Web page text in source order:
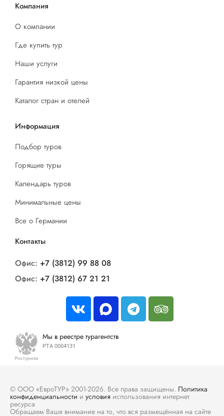
Компания
О компании
Где купить тур
Наши услуги
Гарантия низкой цены
Каталог стран и отелей
Информация
Подбор туров
Горящие туры
Календарь туров
Минимальные цены
Все о Германии
Контакты
Офис: +7 (3812) 99 88 08
Офис: +7 (3812) 67 21 21
Мы в реестре турагентств
РТА 0004131
© ООО «ЕвроТУР» 2001-2026. Все права защищены. Политика
конфиденциальности и условия использования интернет
ресурса
Обращаем Ваше внимание на то, что вся размещённая на сайте